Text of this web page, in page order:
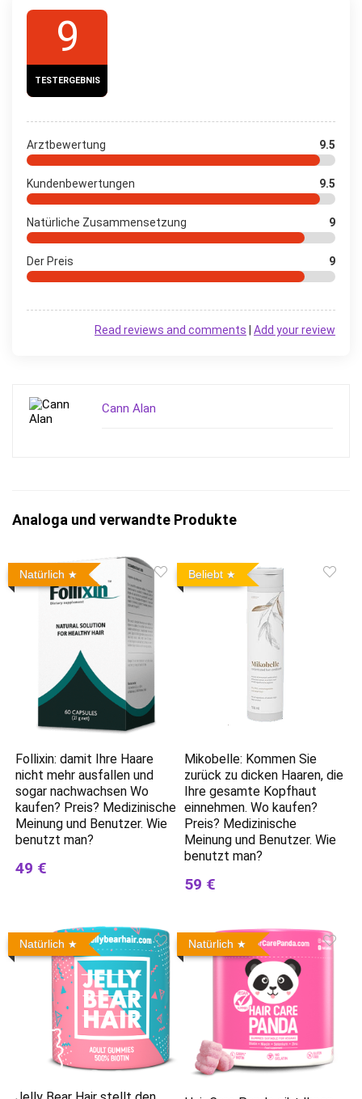
9
TESTERGEBNIS
Arztbewertung 9.5
Kundenbewertungen 9.5
Natürliche Zusammensetzung 9
Der Preis 9
Add your review
Read reviews and comments
Cann Alan
Analoga und verwandte Produkte
Natürlich
Follixin: damit Ihre Haare
nicht mehr ausfallen und
sogar nachwachsen Wo
kaufen? Preis? Medizinische
Meinung und Benutzer. Wie
benutzt man?
49 €
Beliebt
Mikobelle: Kommen Sie
zurück zu dicken Haaren, die
Ihre gesamte Kopfhaut
einnehmen. Wo kaufen?
Preis? Medizinische
Meinung und Benutzer. Wie
benutzt man?
59 €
Natürlich Natürlich